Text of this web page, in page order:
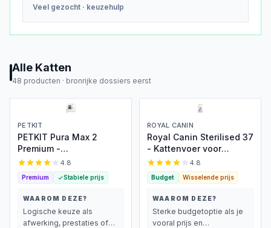
Veel gezocht · keuzehulp
Alle Katten
48 producten · bronrijke dossiers eerst
PETKIT
PETKIT Pura Max 2
Premium -
Zelfreinigende
kattenbak met AI
4.8
Premium Stabiele prijs
WAAROM DEZE?
Logische keuze als
afwerking, prestaties of
ROYAL CANIN
Royal Canin Sterilised 37
- Kattenvoer voor
gesteriliseerde katten
4.8
Budget Wisselende prijs
WAAROM DEZE?
Sterke budgetoptie als je
vooral prijs en